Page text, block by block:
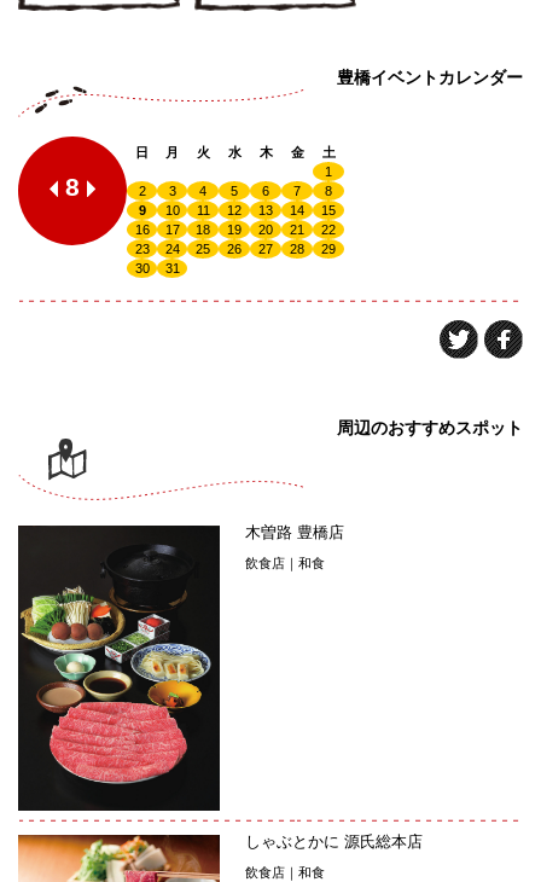
豊橋イベントカレンダー
8
日 月 火 水 木 金
土
1
2
3 4 5 6 7
8
9
10 11 12 13 14
15
16
17 18 19 20 21
22
23
24 25 26 27 28
29
30
31
周辺のおすすめスポット
木曽路 豊橋店
飲食店｜和食
しゃぶとかに 源氏総本店
飲食店｜和食